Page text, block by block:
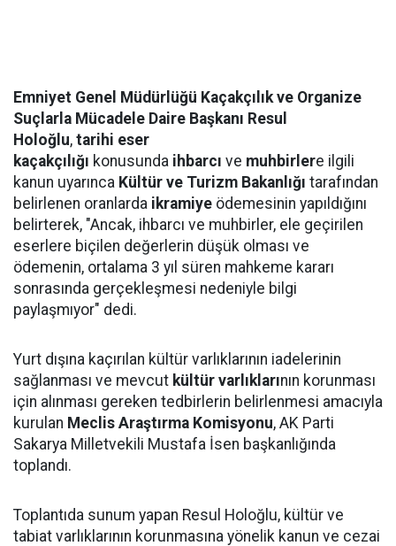
Emniyet Genel Müdürlüğü Kaçakçılık ve Organize
Suçlarla Mücadele Daire Başkanı Resul
Holoğlu, tarihi eser
kaçakçılığı konusunda ihbarcı ve muhbirlere ilgili
kanun uyarınca Kültür ve Turizm Bakanlığı tarafından
belirlenen oranlarda ikramiye ödemesinin yapıldığını
belirterek, "Ancak, ihbarcı ve muhbirler, ele geçirilen
eserlere biçilen değerlerin düşük olması ve
ödemenin, ortalama 3 yıl süren mahkeme kararı
sonrasında gerçekleşmesi nedeniyle bilgi
paylaşmıyor" dedi.
Yurt dışına kaçırılan kültür varlıklarının iadelerinin
sağlanması ve mevcut kültür varlıklarının korunması
için alınması gereken tedbirlerin belirlenmesi amacıyla
kurulan Meclis Araştırma Komisyonu, AK Parti
Sakarya Milletvekili Mustafa İsen başkanlığında
toplandı.
Toplantıda sunum yapan Resul Holoğlu, kültür ve
tabiat varlıklarının korunmasına yönelik kanun ve cezai